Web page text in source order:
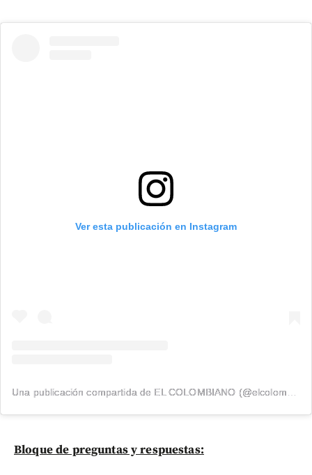
Ver esta publicación en Instagram
Una publicación compartida de EL COLOMBIANO (@elcolombiano_)
Bloque de preguntas y respuestas: